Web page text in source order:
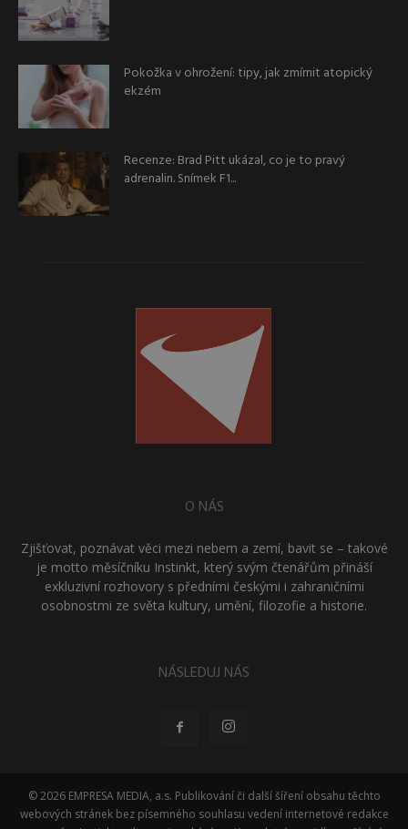
Pokožka v ohrožení: tipy, jak zmírnit atopický
ekzém
Recenze: Brad Pitt ukázal, co je to pravý
adrenalin. Snímek F1...
O NÁS
Zjišťovat, poznávat věci mezi nebem a zemí, bavit se – takové
je motto měsíčníku Instinkt, který svým čtenářům přináší
exkluzivní rozhovory s předními českými i zahraničními
osobnostmi ze světa kultury, umění, filozofie a historie.
NÁSLEDUJ NÁS
© 2026 EMPRESA MEDIA, a.s. Publikování či další šíření obsahu těchto
webových stránek bez písemného souhlasu vedení internetové redakce